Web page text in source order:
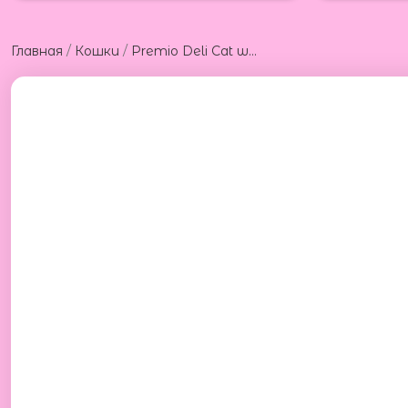
Главная / Кошки / Premio Deli Cat with lamb 100g Премио консервы для взрослых котов с ягненком 100г